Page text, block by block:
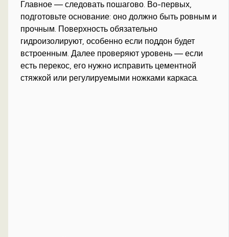
Главное — следовать пошагово. Во-первых,
подготовьте основание: оно должно быть ровным и
прочным. Поверхность обязательно
гидроизолируют, особенно если поддон будет
встроенным. Далее проверяют уровень — если
есть перекос, его нужно исправить цементной
стяжкой или регулируемыми ножками каркаса.